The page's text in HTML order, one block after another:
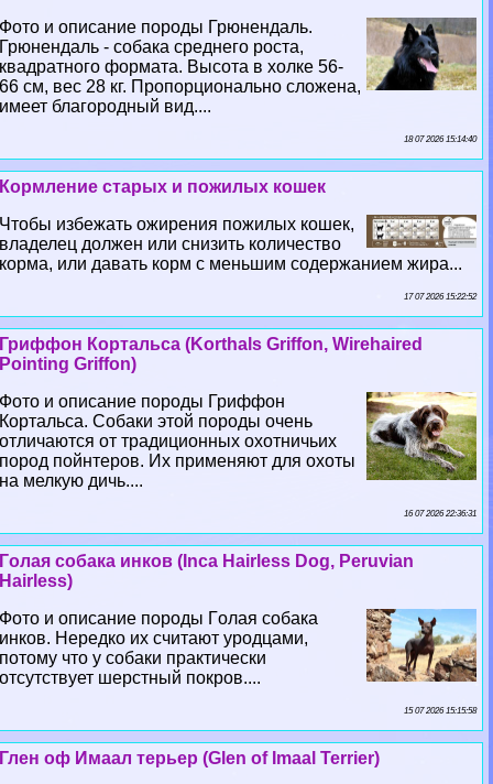
Фото и описание породы Грюнендаль.
Грюнендаль - собака среднего роста,
квадратного формата. Высота в холке 56-
66 см, вес 28 кг. Пропорционально сложена,
имеет благородный вид....
18 07 2026 15:14:40
Кормление старых и пожилых кошек
Чтобы избежать ожирения пожилых кошек,
владелец должен или снизить количество
корма, или давать корм с меньшим содержанием жира...
17 07 2026 15:22:52
Гриффон Кортальса (Korthals Griffon, Wirehaired
Pointing Griffon)
Фото и описание породы Гриффон
Кортальса. Собаки этой породы очень
отличаются от традиционных охотничьих
пород пойнтеров. Их применяют для охоты
на мелкую дичь....
16 07 2026 22:36:31
Гoлая собака инков (Inca Hairless Dog, Peruvian
Hairless)
Фото и описание породы Гoлая собака
инков. Нередко их считают уpoдцами,
потому что у собаки пpaктически
отсутствует шерстный покров....
15 07 2026 15:15:58
Глен оф Имаал терьер (Glen of Imaal Terrier)